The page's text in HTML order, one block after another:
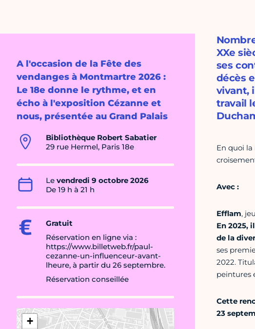
A l'occasion de la Fête des
vendanges à Montmartre 2026 :
Le 18e donne le rythme, et en
écho à l'exposition Cézanne et
nous, présentée au Grand Palais
Bibliothèque Robert Sabatier
29 rue Hermel, Paris 18e
Le vendredi 9 octobre 2026
De 19 h à 21 h
Gratuit
Réservation en ligne via :
https://www.billetweb.fr/paul-
cezanne-un-influenceur-avant-
lheure, à partir du 26 septembre.
Réservation conseillée
+
XXe
ses
décès
vivant,
travail
En quoi
Avec :
Efflam,
En 2025,
de la
ses
2022.
peintures
Cette
23